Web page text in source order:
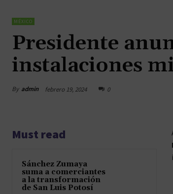
MÉXICO
Presidente
instalaciones
By admin febrero 19, 2024 0
Must read
Sánchez Zumaya
suma a comerciantes
a la transformación
de San Luis Potosí